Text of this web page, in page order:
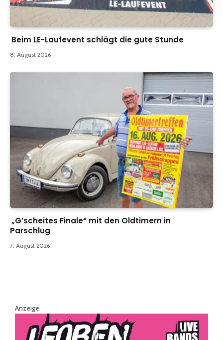
Beim LE-Laufevent schlägt die gute Stunde
8. August 2026
„G’scheites Finale“ mit den Oldtimern in
Parschlug
7. August 2026
Anzeige